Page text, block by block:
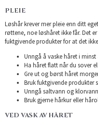
PLEIE
Løshår krever mer pleie enn ditt
røttene, noe løshåret ikke får. Det
fuktgivende produkter for at det
Unngå å vaske håret i
Ha håret flatt når du sover
Gre ut og børst håret
Bruk fuktgivende produkter
Unngå saltvann og
Bruk gjerne hårkur eller
VED VASK AV HÅRET